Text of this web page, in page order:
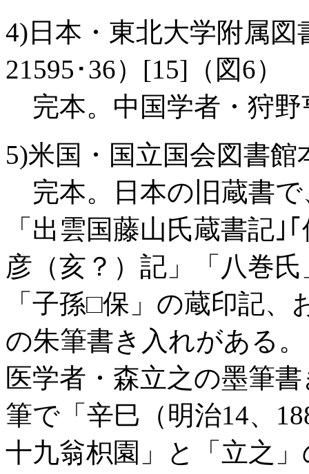
4)日本・東北大学附属
21595･36）[15]（図6）
完本。中国学者・狩野
5)米国・国立国会図書館
完本。日本の旧蔵書で
「出雲国藤山氏蔵書記｣
彦（亥？）記」「八巻
「子孫□保」の蔵印記
の朱筆書き入れがある
医学者・森立之の墨筆
筆で「辛巳（明治14、
十九翁枳園」と「立之